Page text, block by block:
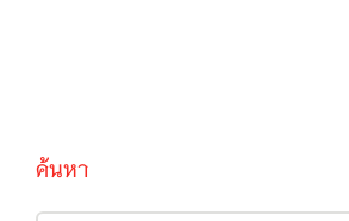
ค้นหา